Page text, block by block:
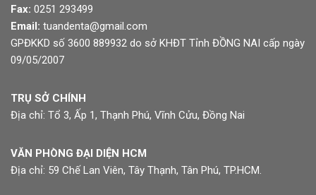
Fax: 0251 293499
Email: tuandenta@gmail.com
GPĐKKD số 3600 889932 do sở KHĐT Tỉnh ĐỒNG NAI cấp ngày
09/05/2007
TRỤ SỞ CHÍNH
Địa chỉ: Tổ 3, Ấp 1, Thạnh Phú, Vĩnh Cửu, Đồng Nai
VĂN PHÒNG ĐẠI DIỆN HCM
Địa chỉ: 59 Chế Lan Viên, Tây Thạnh, Tân Phú, TP.HCM.